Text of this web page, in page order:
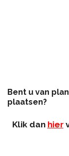
Bent u van
plaatsen?
Klik dan hier